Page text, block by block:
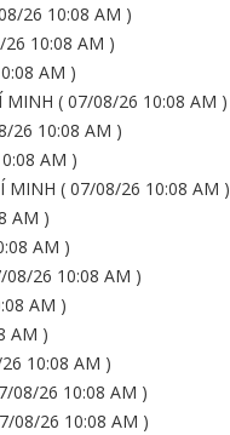
26 10:08 AM )
10:08 AM )
AM )
MINH ( 07/08/26 10:08 AM )
26 10:08 AM )
AM )
MINH ( 07/08/26 10:08 AM )
AM )
AM )
08/26 10:08 AM )
AM )
AM )
10:08 AM )
08/26 10:08 AM )
08/26 10:08 AM )